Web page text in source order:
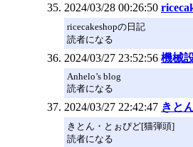
2024/03/28 00:26:50
ricecakeshopの日記
読者になる
2024/03/27 23:52:56 機械
Anhelo’s blog
読者になる
2024/03/27 22:42:47 きと
きとん・とぉぴど[猫弾頭]
読者になる